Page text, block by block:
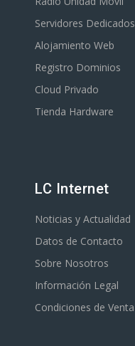
Servidores Dedicados
Alojamiento Web
Registro Dominios
Cloud Privado
Tienda Hardware
LC Internet
Noticias y Actualidad
Datos de Contacto
Sobre Nosotros
Información Legal
Condiciones de Venta